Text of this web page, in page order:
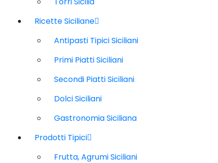
Ricette Siciliane
Antipasti Tipici Siciliani
Primi Piatti Siciliani
Secondi Piatti Siciliani
Dolci Siciliani
Gastronomia Siciliana
Prodotti Tipici
Frutta, Agrumi Siciliani